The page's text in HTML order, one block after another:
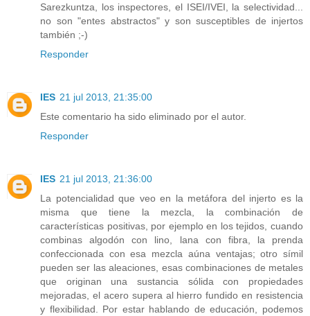
Sarezkuntza, los inspectores, el ISEI/IVEI, la selectividad...
no son "entes abstractos" y son susceptibles de injertos
también ;-)
Responder
IES 21 jul 2013, 21:35:00
Este comentario ha sido eliminado por el autor.
Responder
IES 21 jul 2013, 21:36:00
La potencialidad que veo en la metáfora del injerto es la
misma que tiene la mezcla, la combinación de
características positivas, por ejemplo en los tejidos, cuando
combinas algodón con lino, lana con fibra, la prenda
confeccionada con esa mezcla aúna ventajas; otro símil
pueden ser las aleaciones, esas combinaciones de metales
que originan una sustancia sólida con propiedades
mejoradas, el acero supera al hierro fundido en resistencia
y flexibilidad. Por estar hablando de educación, podemos